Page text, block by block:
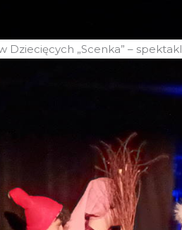
Dziecięcych „Scenka” – spektakl